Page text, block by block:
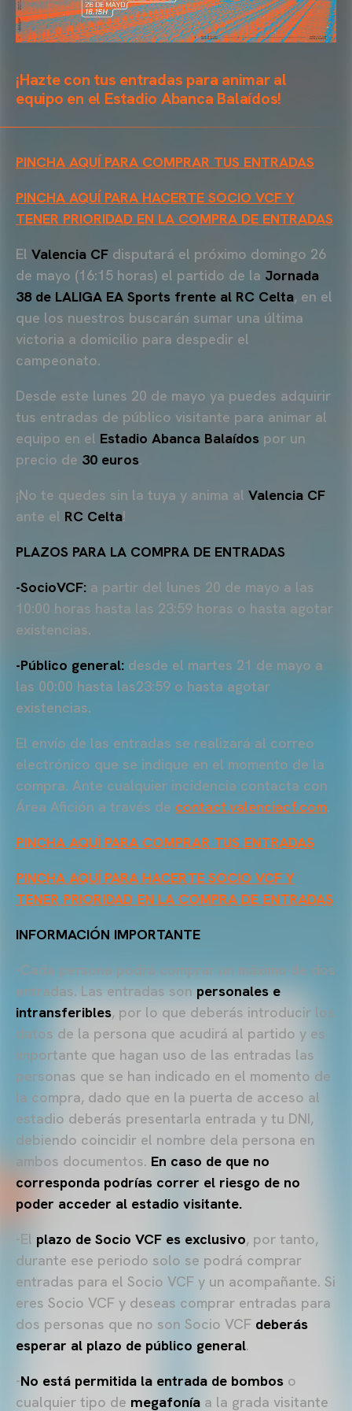
¡Hazte con tus entradas para animar al
equipo en el Estadio Abanca Balaídos!
PINCHA AQUÍ PARA COMPRAR TUS ENTRADAS
PINCHA AQUÍ PARA HACERTE SOCIO VCF Y
TENER PRIORIDAD EN LA COMPRA DE ENTRADAS
El Valencia CF disputará el próximo domingo 26
de mayo (16:15 horas) el partido de la Jornada
38 de LALIGA EA Sports frente al RC Celta, en el
que los nuestros buscarán sumar una última
victoria a domicilio para despedir el
campeonato.
Desde este lunes 20 de mayo ya puedes adquirir
tus entradas de público visitante para animar al
equipo en el Estadio Abanca Balaídos por un
precio de 30 euros.
¡No te quedes sin la tuya y anima al Valencia CF
ante el RC Celta!
PLAZOS PARA LA COMPRA DE ENTRADAS
-SocioVCF: a partir del lunes 20 de mayo a las
10:00 horas hasta las 23:59 horas o hasta agotar
existencias.
-Público general: desde el martes 21 de mayo a
las 00:00 hasta las23:59 o hasta agotar
existencias.
El envío de las entradas se realizará al correo
electrónico que se indique en el momento de la
compra. Ante cualquier incidencia contacta con
Área Afición a través de contact.valenciacf.com.
PINCHA AQUÍ PARA COMPRAR TUS ENTRADAS
PINCHA AQUÍ PARA HACERTE SOCIO VCF Y
TENER PRIORIDAD EN LA COMPRA DE ENTRADAS
INFORMACIÓN IMPORTANTE
-Cada persona podrá comprar un máximo de dos
entradas. Las entradas son personales e
intransferibles, por lo que deberás introducir los
datos de la persona que acudirá al partido y es
importante que hagan uso de las entradas las
personas que se han indicado en el momento de
la compra, dado que en la puerta de acceso al
estadio deberás presentarla entrada y tu DNI,
debiendo coincidir el nombre dela persona en
ambos documentos. En caso de que no
corresponda podrías correr el riesgo de no
poder acceder al estadio visitante.
-El plazo de Socio VCF es exclusivo, por tanto,
durante ese periodo solo se podrá comprar
entradas para el Socio VCF y un acompañante. Si
eres Socio VCF y deseas comprar entradas para
dos personas que no son Socio VCF deberás
esperar al plazo de público general.
-No está permitida la entrada de bombos o
cualquier tipo de megafonía a la grada visitante